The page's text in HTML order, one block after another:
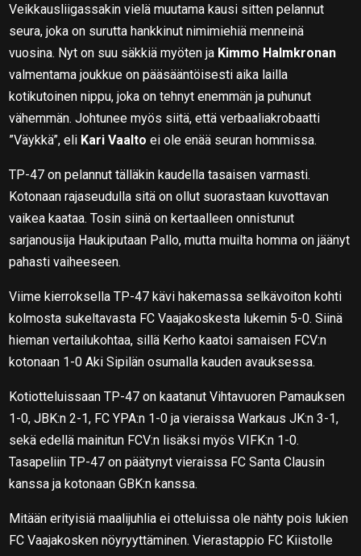
Veikkausliigassakin vielä muutama kausi sitten pelannut
seura, joka on surutta hankkinut nimimiehiä menneinä
vuosina. Nyt on suu säkkiä myöten ja Kimmo Halmkronan
valmentama joukkue on pääsääntöisesti aika lailla
kotikutoinen nippu, joka on tehnyt enemmän ja puhunut
vähemmän. Johtunee myös siitä, että verbaaliakrobaatti
”Väykkä”, eli Kari Vaalto ei ole enää seuran hommissa.
TP-47 on pelannut tälläkin kaudella tasaisen varmasti.
Kotonaan rajaseudulla sitä on ollut suorastaan kuvottavan
vaikea kaataa. Tosin siinä on kertaalleen onnistunut
sarjanousija Haukiputaan Pallo, mutta muilta homma on jäänyt
pahasti vaiheeseen.
Viime kierroksella TP-47 kävi hakemassa selkävoiton kohti
kolmosta sukeltavasta FC Vaajakoskesta lukemin 5-0. Siinä
hieman vertailukohtaa, sillä Kerho kaatoi samaisen FCV:n
kotonaan 1-0 Aki Sipilän osumalla kauden avauksessa.
Kotiotteluissaan TP-47 on kaatanut Vihtavuoren Pamauksen
1-0, JBK:n 2-1, FC YPA:n 1-0 ja vieraissa Warkaus JK:n 3-1,
sekä edellä mainitun FCV:n lisäksi myös VIFK:n 1-0.
Tasapeliin TP-47 on päätynyt vieraissa FC Santa Clausin
kanssa ja kotonaan GBK:n kanssa.
Mitään erityisiä maalijuhlia ei otteluissa ole nähty pois lukien
FC Vaajakosken nöyryyttäminen. Vierastappio FC Kiistolle